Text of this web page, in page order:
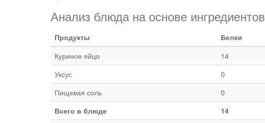
Анализ блюда на основе ингредиентов
Продукты Белки
Куриное яйцо
14
Уксус
0
Пищевая соль
0
Всего в блюде
14